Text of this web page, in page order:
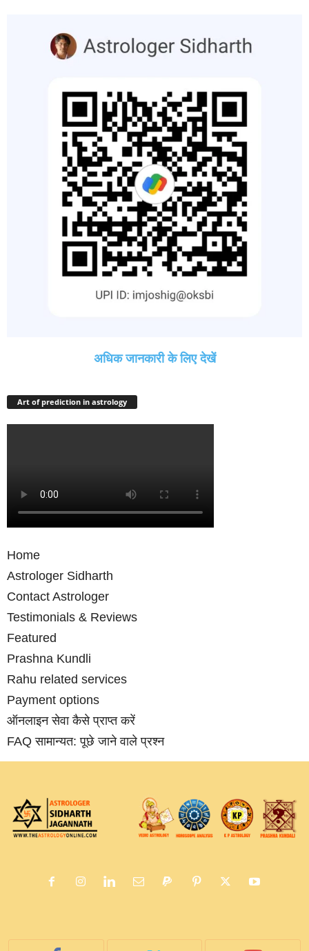
अधिक जानकारी के लिए देखें
Art of prediction in astrology
Home
Astrologer Sidharth
Contact Astrologer
Testimonials & Reviews
Featured
Prashna Kundli
Rahu related services
Payment options
ऑनलाइन सेवा कैसे प्राप्‍त करें
FAQ सामान्‍यत: पूछे जाने वाले प्रश्‍न